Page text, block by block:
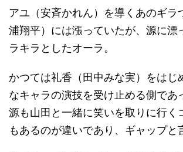
アユ（安斉かれん）を導くあのギラ
浦翔平）には漲っていたが、源に漂
ラキラとしたオーラ。
かつては礼香（田中みな実）をはじ
なキャラの演技を受け止める側であ
源も山田と一緒に笑いを取りに行く
もあるのが違いであり、ギャップと